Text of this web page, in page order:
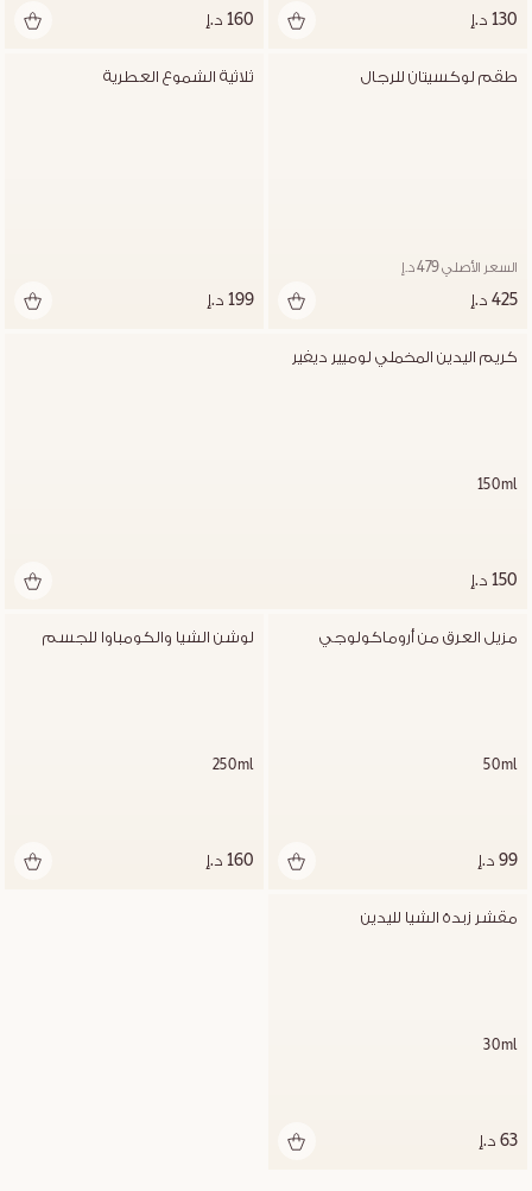
130 د.إ 160 د.إ
طقم لوكسيتان للرجال
425 د.إ
السعر الأصلي 479 د.إ
ثلاثية الشموع العطرية
199 د.إ
كريم اليدين المخملي لوميير ديفير
150ml
150 د.إ
مزيل العرق من أروماكولوجي
50ml
99 د.إ
لوشن الشيا والكومباوا للجسم
250ml
160 د.إ
مقشر زبدة الشيا لليدين
30ml
63 د.إ